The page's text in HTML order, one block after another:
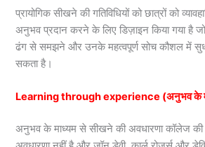
प्रायोगिक सीखने की गतिविधियों को छात्रों को
अनुभव प्रदान करने के लिए डिज़ाइन किया गया है
ढंग से समझने और उनके महत्वपूर्ण सोच कौशल में
सकता है।
Learning through experience (अनुभव के
अनुभव के माध्यम से सीखने की अवधारणा कॉलेज